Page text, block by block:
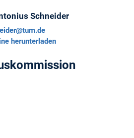
Schneider
herunterladen